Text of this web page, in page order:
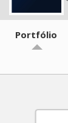
Portfólio